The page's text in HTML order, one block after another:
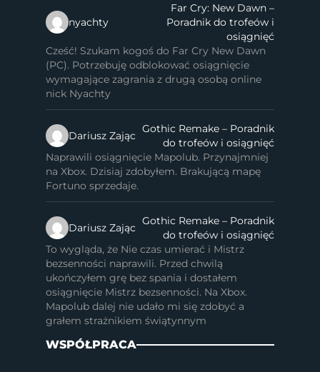
nyachty
Far Cry: New Dawn –
Poradnik do trofeów i
osiągnięć
Cześć! Szukam kogoś do Far Cry New Dawn
(PC). Potrzebuję odblokować osiągnięcie
wymagające zagrania z drugą osobą online
nick Nyachty
Dariusz Zając
Gothic Remake – Poradnik
do trofeów i osiągnięć
Naprawili osiągnięcie Mapolub. Przynajmniej
na Xbox. Dzisiaj zdobyłem. Brakującą mapę
Fortuno sprzedaje.
Dariusz Zając
Gothic Remake – Poradnik
do trofeów i osiągnięć
To wygląda, że Nie czas umierać i Mistrz
bezsenności naprawili. Przed chwilą
ukończyłem grę bez spania i dostałem
osiągnięcie Mistrz bezsenności. Na Xbox.
Mapolub dalej nie udało mi się zdobyć a
grałem strażnikiem świątynnym
WSPÓŁPRACA